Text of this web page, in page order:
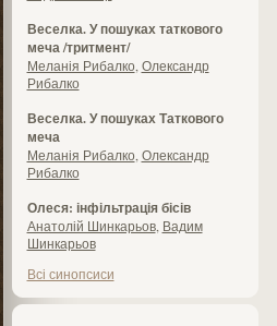
Веселка. У пошуках таткового
меча /тритмент/
Меланія Рибалко Олександр
Рибалко
Веселка. У пошуках Таткового
меча
Меланія Рибалко Олександр
Рибалко
Олеся: інфільтрація бісів
Анатолій Шинкарьов, Вадим
Шинкарьов
Всі синопсиси